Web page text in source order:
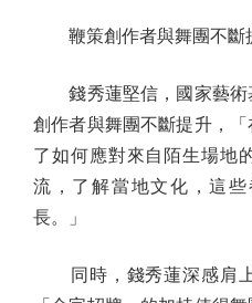
鞭策創作者與舞團不斷
錢秀蓮堅信，國家藝術
創作者與舞團不斷提升，
了如何應對來自陌生場地
流，了解當地文化，這
長。」
同時，錢秀蓮深感肩上